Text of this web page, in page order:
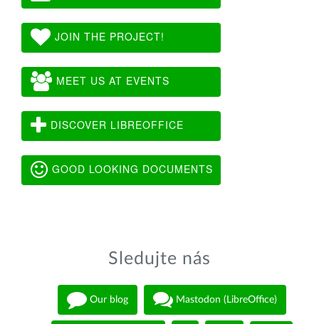
JOIN THE PROJECT!
MEET US AT EVENTS
DISCOVER LIBREOFFICE
GOOD LOOKING DOCUMENTS
Sledujte nás
Our blog Mastodon (LibreOffice)